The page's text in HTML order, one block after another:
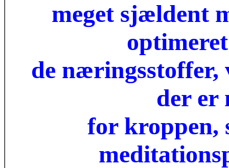
meget sjældent
de næringsstoffer,
der er
for kroppen,